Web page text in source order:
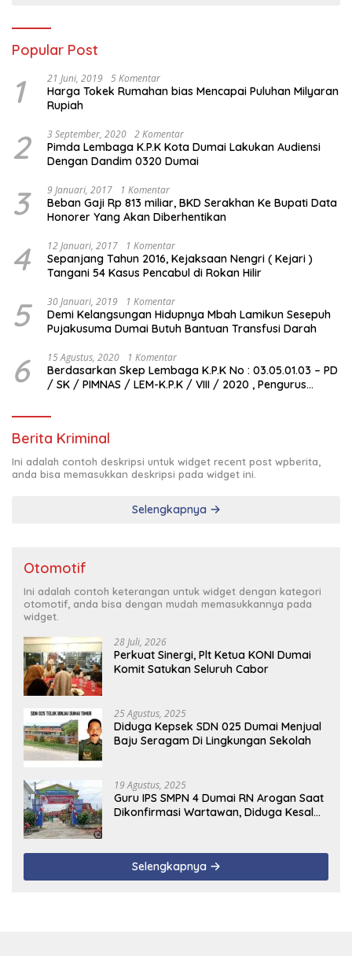
Popular Post
1 21 Juni, 2019 5 Komentar
Harga Tokek Rumahan bias Mencapai Puluhan Milyaran
Rupiah
2 3 September, 2020 2 Komentar
Pimda Lembaga K.P.K Kota Dumai Lakukan Audiensi
Dengan Dandim 0320 Dumai
3 9 Januari, 2017 1 Komentar
Beban Gaji Rp 813 miliar, BKD Serakhan Ke Bupati Data
Honorer Yang Akan Diberhentikan
4 12 Januari, 2017 1 Komentar
Sepanjang Tahun 2016, Kejaksaan Nengri ( Kejari )
Tangani 54 Kasus Pencabul di Rokan Hilir
5 30 Januari, 2019 1 Komentar
Demi Kelangsungan Hidupnya Mbah Lamikun Sesepuh
Pujakusuma Dumai Butuh Bantuan Transfusi Darah
6 15 Agustus, 2020 1 Komentar
Berdasarkan Skep Lembaga K.P.K No : 03.05.01.03 – PD
/ SK / PIMNAS / LEM-K.P.K / VIII / 2020 , Pengurus
Berita Kriminal
Ini adalah contoh deskripsi untuk widget recent post wpberita,
anda bisa memasukkan deskripsi pada widget ini.
Selengkapnya
Otomotif
Ini adalah contoh keterangan untuk widget dengan kategori
otomotif, anda bisa dengan mudah memasukkannya pada
widget.
28 Juli, 2026
Perkuat Sinergi, Plt Ketua KONI Dumai
Komit Satukan Seluruh Cabor
25 Agustus, 2025
Diduga Kepsek SDN 025 Dumai Menjual
Baju Seragam Di Lingkungan Sekolah
19 Agustus, 2025
Guru IPS SMPN 4 Dumai RN Arogan Saat
Dikonfirmasi Wartawan, Diduga Kesal
Selengkapnya